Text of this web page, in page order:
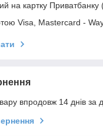
на картку
Visa, Mastercard -
впродовж 14 днів за